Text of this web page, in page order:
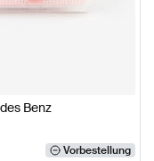
Benz
Vorbestellung